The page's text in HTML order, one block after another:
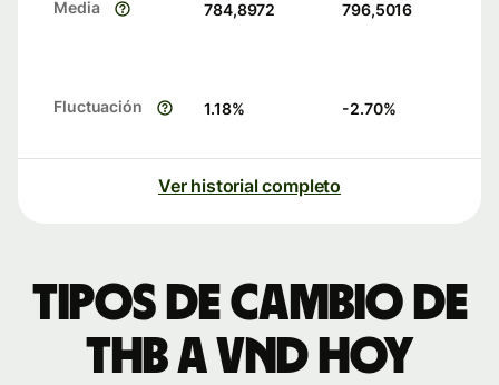
Media 784,8972 796,5016
Fluctuación 1.18% -2.70%
Ver historial completo
Tipos de cambio de
THB a VND hoy